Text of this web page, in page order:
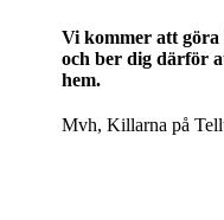
Vi kommer att
och ber dig därför
hem.
Mvh, Killarna på